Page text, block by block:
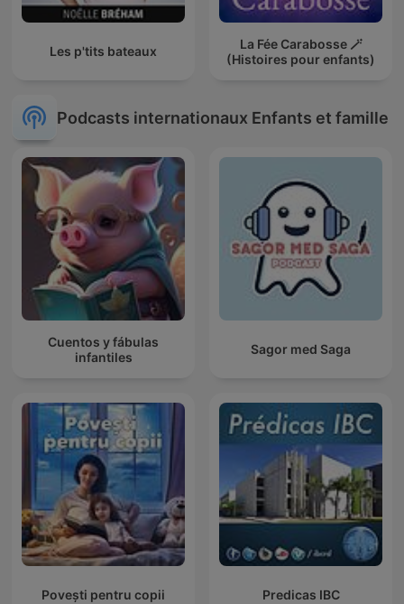
Les p'tits bateaux
La Fée Carabosse 🪄
(Histoires pour enfants)
Podcasts internationaux Enfants et famille
Cuentos y fábulas
infantiles
Sagor med Saga
Povești pentru copii Predicas IBC